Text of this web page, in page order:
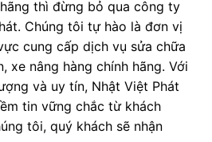
thì đừng bỏ qua công ty
Chúng tôi tự hào là đơn vị
cung cấp dịch vụ sửa chữa
xe nâng hàng chính hãng. Với
và uy tín, Nhật Việt Phát
tin vững chắc từ khách
tôi, quý khách sẽ nhận